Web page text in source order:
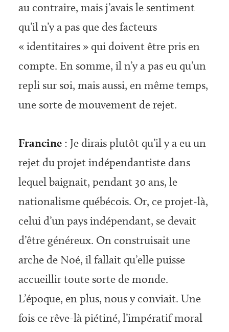
au contraire, mais j’avais le sentiment
qu’il n’y a pas que des facteurs
« identitaires » qui doivent être pris en
compte. En somme, il n’y a pas eu qu’un
repli sur soi, mais aussi, en même temps,
une sorte de mouvement de rejet.
Francine : Je dirais plutôt qu’il y a eu un
rejet du projet indépendantiste dans
lequel baignait, pendant 30 ans, le
nationalisme québécois. Or, ce projet-là,
celui d’un pays indépendant, se devait
d’être généreux. On construisait une
arche de Noé, il fallait qu’elle puisse
accueillir toute sorte de monde.
L’époque, en plus, nous y conviait. Une
fois ce rêve-là piétiné, l’impératif moral